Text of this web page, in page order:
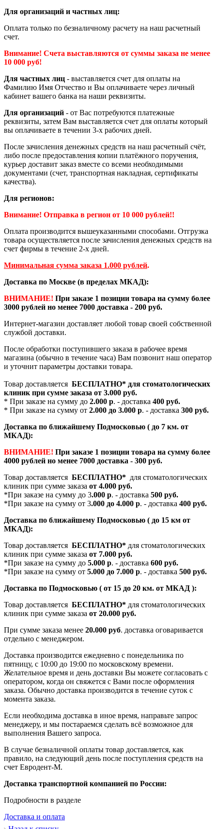
Для организаций и частных лиц:
Оплата только по безналичному расчету на наш расчетный
счет.
Внимание! Счета выставляются от суммы заказа не менее
10 000 руб!
Для частных лиц - выставляется счет для оплаты на
Фамилию Имя Отчество и Вы оплачиваете через личный
кабинет вашего банка на наши реквизиты.
Для организаций - от Вас потребуются платежные
реквизиты, затем Вам выставляется счет для оплаты который
вы оплачиваете в течении 3-х рабочих дней.
После зачисления денежных средств на наш расчетный счёт,
либо после предоставления копии платёжного поручения,
курьер доставит заказ вместе со всеми необходимыми
документами (счет, транспортная накладная, сертификаты
качества).
Для регионов:
Внимание! Отправка в регион от 10 000 рублей!!
Оплата производится вышеуказанными способами. Отгрузка
товара осуществляется после зачисления денежных средств на
счет фирмы в течение 2-х дней.
Минимальная сумма заказа 1.000 рублей.
Доставка по Москве (в пределах МКАД):
ВНИМАНИЕ! При заказе 1 позиции товара на сумму более
3000 рублей но менее 7000 доставка - 200 руб.
Интернет-магазин доставляет любой товар своей собственной
службой доставки.
После обработки поступившего заказа в рабочее время
магазина (обычно в течение часа) Вам позвонит наш оператор
и уточнит параметры доставки товара.
Товар доставляется БЕСПЛАТНО* для стоматологических
клиник при сумме заказа от 3.000 руб.
* При заказе на сумму до 2.000 р. - доставка 400 руб.
* При заказе на сумму от 2.000 до 3.000 р. - доставка 300 руб.
Доставка по ближайшему Подмосковью ( до 7 км. от
МКАД):
ВНИМАНИЕ! При заказе 1 позиции товара на сумму более
4000 рублей но менее 7000 доставка - 300 руб.
Товар доставляется БЕСПЛАТНО* для стоматологических
клиник при сумме заказа от 4.000 руб.
*При заказе на сумму до 3.000 р. - доставка 500 руб.
*При заказе на сумму от 3.000 до 4.000 р. - доставка 400 руб.
Доставка по ближайшему Подмосковью ( до 15 км от
МКАД):
Товар доставляется БЕСПЛАТНО* для стоматологических
клиник при сумме заказа от 7.000 руб.
*При заказе на сумму до 5.000 р. - доставка 600 руб.
*При заказе на сумму от 5.000 до 7.000 р. - доставка 500 руб.
Доставка по Подмосковью ( от 15 до 20 км. от МКАД ):
Товар доставляется БЕСПЛАТНО* для стоматологических
клиник при сумме заказа от 20.000 руб.
При сумме заказа менее 20.000 руб. доставка оговаривается
отдельно с менеджером.
Доставка производится ежедневно с понедельника по
пятницу, с 10:00 до 19:00 по московскому времени.
Желательное время и день доставки Вы можете согласовать с
оператором, когда он свяжется с Вами после оформления
заказа. Обычно доставка производится в течение суток с
момента заказа.
Если необходима доставка в иное время, направьте запрос
менеджеру, и мы постараемся сделать всё возможное для
выполнения Вашего запроса.
В случае безналичной оплаты товар доставляется, как
правило, на следующий день после поступления средств на
счет Евродент-М.
Доставка транспортной компанией по России:
Подробности в разделе
Доставка и оплата